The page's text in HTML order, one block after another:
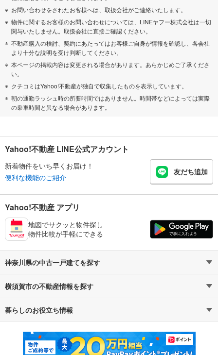
お問い合わせをされたお客様へは、取扱会社がご連絡いたします。
物件に関するお客様のお問い合わせについては、LINEヤフー株式会社は一切
関与いたしません。取扱会社に直接ご確認ください。
不動産購入の検討、契約にあたってはお客様ご自身が情報を確認し、各会社
より十分な説明を受け判断してください。
本ページの掲載内容は変更される場合があります。あらかじめご了承くださ
い。
クチコミはYahoo!不動産が独自で収集したものを表示しています。
朝の通勤ラッシュ時の所要時間ではありません。時間帯などによっては実際
の乗車時間と異なる場合があります。
Yahoo!不動産 LINE公式アカウント
新着物件をいち早くお届け！
便利な機能のご紹介
友だち追加
Yahoo!不動産 アプリ
地図でサクッと物件探し
物件比較が手軽にできる
神奈川県の中古一戸建てを探す
路線・駅から探す
通勤・通学時間から探す
横須賀市の不動産情報を探す
不動産・住宅
新築マンション 中古マンション
暮らしのお役立ち情報
マンションカタログ 教えて！住まいの先生